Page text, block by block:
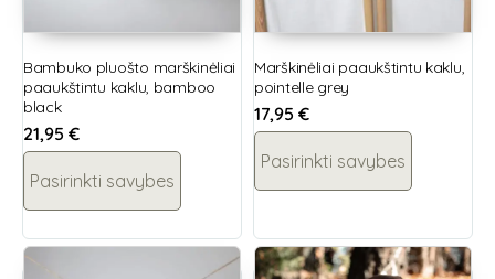
Bambuko pluošto marškinėliai
paaukštintu kaklu, bamboo
black
21,95 €
Pasirinkti savybes
Marškinėliai paaukštintu kaklu,
pointelle grey
17,95 €
Pasirinkti savybes